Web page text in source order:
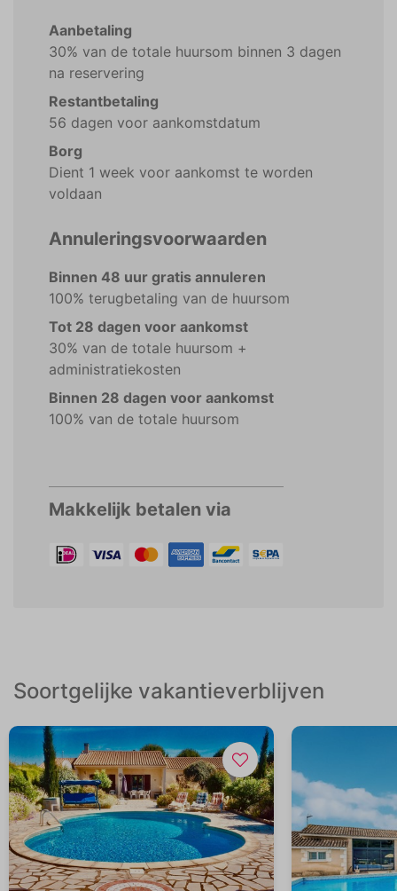
Aanbetaling
30% van de totale huursom binnen 3 dagen
na reservering
Restantbetaling
56 dagen voor aankomstdatum
Borg
Dient 1 week voor aankomst te worden
voldaan
Annuleringsvoorwaarden
Binnen 48 uur gratis annuleren
100% terugbetaling van de huursom
Tot 28 dagen voor aankomst
30% van de totale huursom +
administratiekosten
Binnen 28 dagen voor aankomst
100% van de totale huursom
Makkelijk betalen via
Soortgelijke vakantieverblijven